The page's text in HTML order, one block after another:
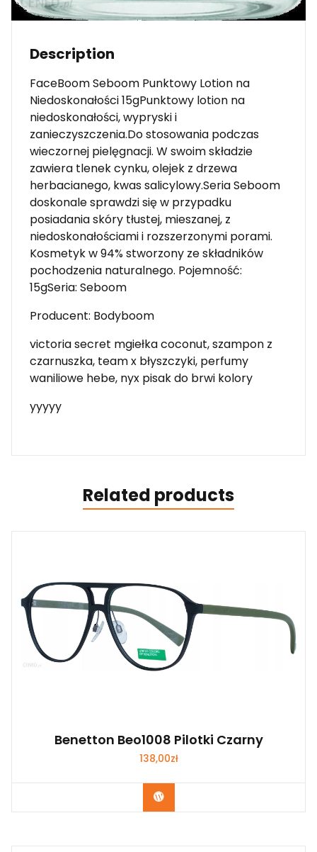
Description
FaceBoom Seboom Punktowy Lotion na
Niedoskonałości 15gPunktowy lotion na
niedoskonałości, wypryski i
zanieczyszczenia.Do stosowania podczas
wieczornej pielęgnacji. W swoim składzie
zawiera tlenek cynku, olejek z drzewa
herbacianego, kwas salicylowy.Seria Seboom
doskonale sprawdzi się w przypadku
posiadania skóry tłustej, mieszanej, z
niedoskonałościami i rozszerzonymi porami.
Kosmetyk w 94% stworzony ze składników
pochodzenia naturalnego. Pojemność:
15gSeria: Seboom
Producent: Bodyboom
victoria secret mgiełka coconut, szampon z
czarnuszka, team x błyszczyki, perfumy
waniliowe hebe, nyx pisak do brwi kolory
yyyyy
Related products
Benetton Beo1008 Pilotki Czarny
138,00zł
Zobacz